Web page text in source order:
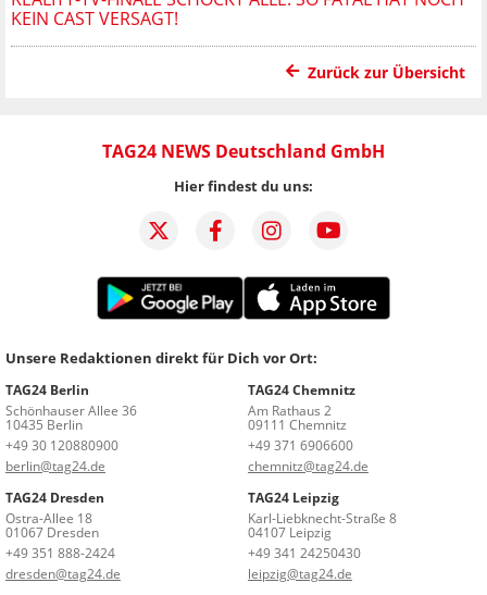
KEIN CAST VERSAGT!
Zurück zur Übersicht
TAG24 NEWS Deutschland GmbH
Hier findest du uns:
Unsere Redaktionen direkt für Dich vor Ort:
TAG24 Berlin
Schönhauser Allee 36
10435 Berlin
+49 30 120880900
berlin@tag24.de
TAG24 Chemnitz
Am Rathaus 2
09111 Chemnitz
+49 371 6906600
chemnitz@tag24.de
TAG24 Dresden
Ostra-Allee 18
01067 Dresden
+49 351 888-2424
dresden@tag24.de
TAG24 Leipzig
Karl-Liebknecht-Straße 8
04107 Leipzig
+49 341 24250430
leipzig@tag24.de